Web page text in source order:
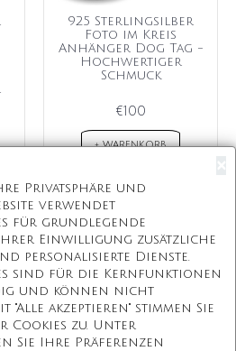
925 Sterlingsilber
Foto im Kreis
Anhänger Dog Tag -
Hochwertiger
Schmuck
€100
+ WARENKORB
Privatsphäre und
verwendet
für grundlegende
Einwilligung zusätzliche
personalisierte Dienste.
sind für die Kernfunktionen
und können nicht
akzeptieren" stimmen Sie
Cookies zu. Unter
Sie Ihre Präferenzen